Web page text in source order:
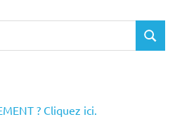
SEARCH
? Cliquez ici.